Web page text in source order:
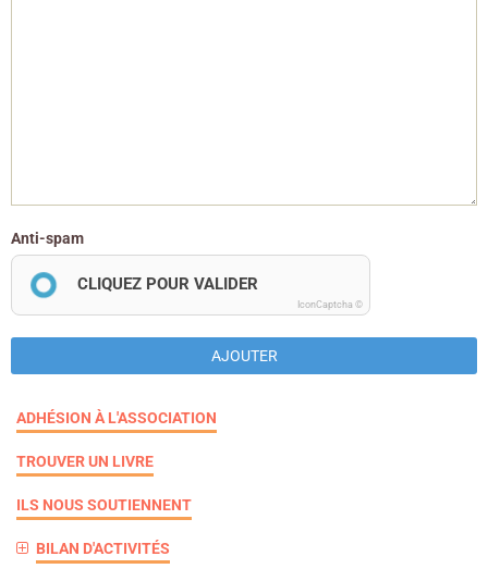
Anti-spam
CLIQUEZ POUR VALIDER
IconCaptcha ©
AJOUTER
ADHÉSION À L'ASSOCIATION
TROUVER UN LIVRE
ILS NOUS SOUTIENNENT
BILAN D'ACTIVITÉS